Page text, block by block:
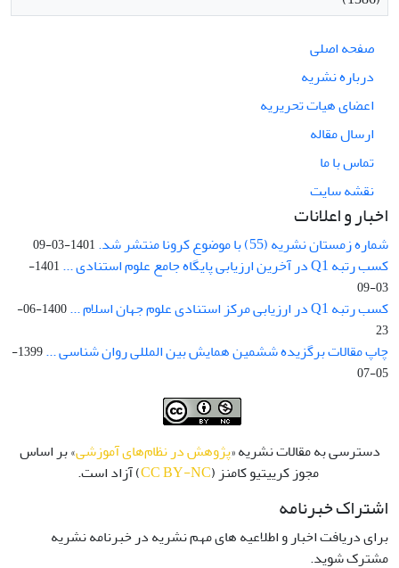
صفحه اصلی
درباره نشریه
اعضای هیات تحریریه
ارسال مقاله
تماس با ما
نقشه سایت
اخبار و اعلانات
شماره زمستان نشریه (55) با موضوع کرونا منتشر شد. 1401-03-09
کسب رتبه Q1 در آخرین ارزیابی پایگاه جامع علوم استنادی ...
1401-
03-09
کسب رتبه Q1 در ارزیابی مرکز استنادی علوم جهان اسلام ...
1400-06-
23
چاپ مقالات برگزیده ششمین همایش بین المللی روان شناسی ...
1399-
05-07
دسترسی به مقالات نشریه «پژوهش در نظام‌های آموزشی» بر اساس
مجوز کرییتیو کامنز (CC BY-NC) آزاد است.
اشتراک خبرنامه
برای دریافت اخبار و اطلاعیه های مهم نشریه در خبرنامه نشریه
مشترک شوید.